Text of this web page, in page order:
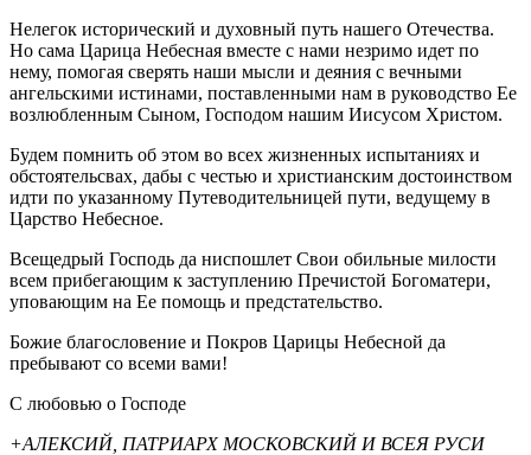
Нелегок исторический и духовный путь нашего Отечества.
Но сама Царица Небесная вместе с нами незримо идет по
нему, помогая сверять наши мысли и деяния с вечными
ангельскими истинами, поставленными нам в руководство Ее
возлюбленным Сыном, Господом нашим Иисусом Христом.
Будем помнить об этом во всех жизненных испытаниях и
обстоятельсвах, дабы с честью и христианским достоинством
идти по указанному Путеводительницей пути, ведущему в
Царство Небесное.
Всещедрый Господь да ниспошлет Свои обильные милости
всем прибегающим к заступлению Пречистой Богоматери,
уповающим на Ее помощь и предстательство.
Божие благословение и Покров Царицы Небесной да
пребывают со всеми вами!
С любовью о Господе
+АЛЕКСИЙ, ПАТРИАРХ МОСКОВСКИЙ И ВСЕЯ РУСИ